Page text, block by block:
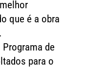
que é a obra
de
para o